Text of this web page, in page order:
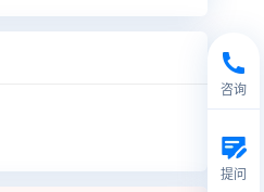
咨询
提问